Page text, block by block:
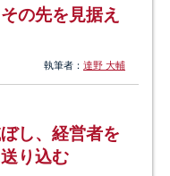
の先を見据え
執筆者： 達野 大輔
し、経営者を
り込む